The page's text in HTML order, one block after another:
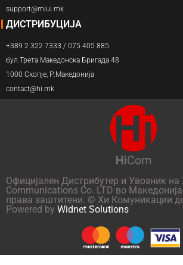
support@miui.mk
ДИСТРИБУЦИЈА
+389 2 322 7333 / 075 405 885
бул.Трета Македонска Бригада 48
1000 Скопје, Р.Македонија
contact@hi.mk
Официјален Дистрибутер и Увозник на
Communications Co. LTD во
права заштитени. © Хи Комуникации
Powered by Widnet Solutions